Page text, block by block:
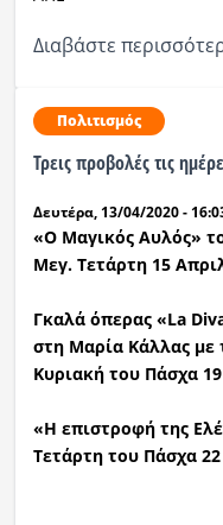
Διαβάστε
Πολιτισμός
Τρεις προβολές τις
Δευτέρα, 13/04/2020 -
«Ο Μαγικός Αυλός»
Μεγ. Τετάρτη 15
Γκαλά όπερας «La
στη Μαρία Κάλλας με
Κυριακή του Πάσχα
«Η επιστροφή της
Tετάρτη του Πάσχα